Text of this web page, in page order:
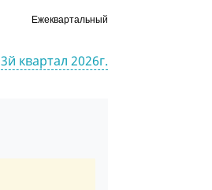
Ежеквартальный
3й квартал 2026г.